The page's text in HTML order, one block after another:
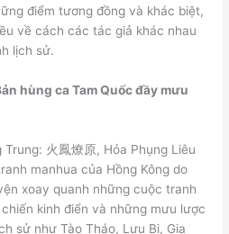
điểm tương đồng và khác biệt,
về cách các tác giả khác nhau
lịch sử.
hùng ca Tam Quốc đầy mưu
火鳳燎原, Hỏa Phụng Liêu
manhua của Hồng Kông do
xoay quanh những cuộc tranh
kinh điển và những mưu lược
sử như Tào Tháo, Lưu Bị, Gia